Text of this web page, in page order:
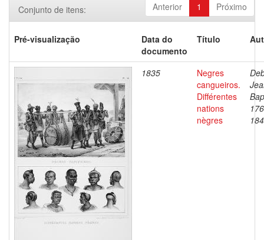
Anterior 1 Próximo
Conjunto de itens:
Pré-visualização
Data do
documento
Título
1835
Negres
cangueiros.
Différentes
nations
nègres